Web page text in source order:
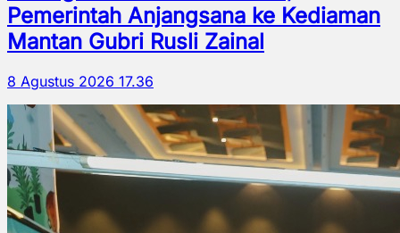
Pemerintah Anjangsana ke Kediaman
Mantan Gubri Rusli Zainal
8 Agustus 2026 17.36